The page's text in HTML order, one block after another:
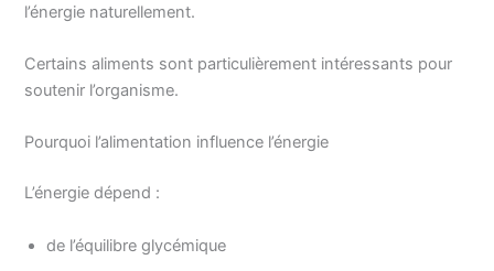
l’énergie naturellement.
Certains aliments sont particulièrement intéressants pour
soutenir l’organisme.
Pourquoi l’alimentation influence l’énergie
L’énergie dépend :
de l’équilibre glycémique